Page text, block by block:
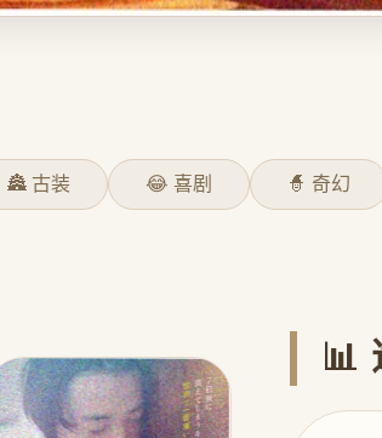
🏯 古装 😂 喜剧 🧙 奇幻
📊